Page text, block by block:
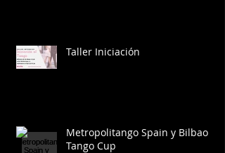
Taller Iniciación
Metropolitango Spain y Bilbao
Tango Cup